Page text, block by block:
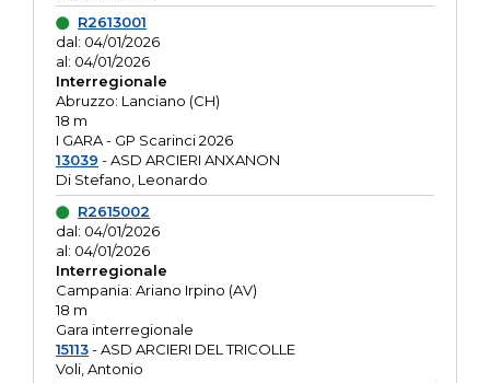
R2613001
dal: 04/01/2026
al: 04/01/2026
Interregionale
Abruzzo: Lanciano (CH)
18 m
I GARA - GP Scarinci 2026
13039 - ASD ARCIERI ANXANON
Di Stefano, Leonardo
R2615002
dal: 04/01/2026
al: 04/01/2026
Interregionale
Campania: Ariano Irpino (AV)
18 m
Gara interregionale
15113- ASD ARCIERI DEL TRICOLLE
Voli, Antonio